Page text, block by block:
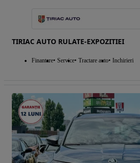
TIRIAC AUTO RULATE-EXPOZITIEI
Finantare Service Tractare auto Inchirieri